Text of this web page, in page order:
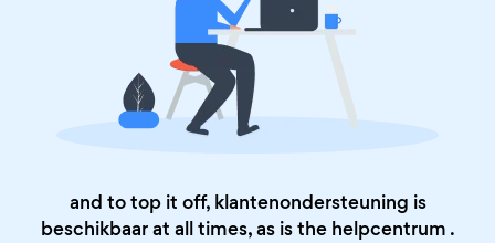
and to top it off, klantenondersteuning is
beschikbaar at all times, as is the helpcentrum .